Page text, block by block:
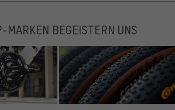
MARKEN BEGEISTERN UNS